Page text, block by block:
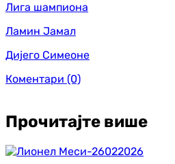
Лига шампиона
Ламин Јамал
Дијего Симеоне
Коментари (0)
Прочитајте више